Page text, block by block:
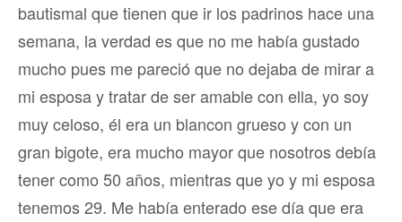
bautismal que tienen que ir los padrinos hace una
semana, la verdad es que no me había gustado
mucho pues me pareció que no dejaba de mirar a
mi esposa y tratar de ser amable con ella, yo soy
muy celoso, él era un blancon grueso y con un
gran bigote, era mucho mayor que nosotros debía
tener como 50 años, mientras que yo y mi esposa
tenemos 29. Me había enterado ese día que era